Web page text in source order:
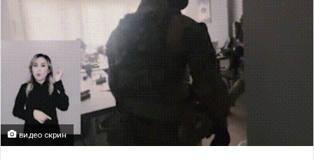
видео скрин